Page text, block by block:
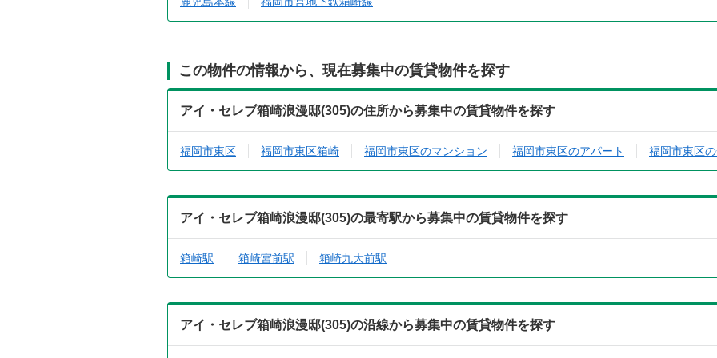
この物件の情報から、現在募集中の賃貸物件を探す
アイ・セレブ箱崎浪漫邸(305)の住所から募集中の賃貸物件を探す
福岡市東区 福岡市東区箱崎 福岡市東区のマンション 福岡市東区のアパート 福岡市東区
アイ・セレブ箱崎浪漫邸(305)の最寄駅から募集中の賃貸物件を探す
箱崎駅 箱崎宮前駅 箱崎九大前駅
アイ・セレブ箱崎浪漫邸(305)の沿線から募集中の賃貸物件を探す